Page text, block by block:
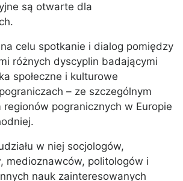
są otwarte dla
celu spotkanie i dialog pomiędzy
różnych dyscyplin badającymi
społeczne i kulturowe
– ze szczególnym
pogranicznych w Europie
w niej socjologów,
medioznawców, politologów i
nauk zainteresowanych